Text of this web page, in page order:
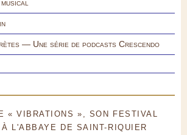
— Une série de podcasts Crescendo
« VIBRATIONS », SON FESTIVAL
L'ABBAYE DE SAINT-RIQUIER